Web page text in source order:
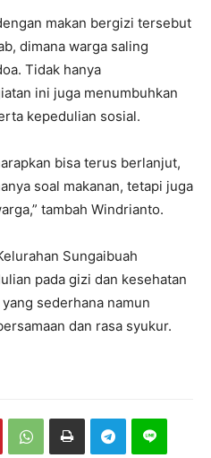
makan bergizi tersebut
dimana warga saling
Tidak hanya
ini juga menumbuhkan
kepedulian sosial.
bisa terus berlanjut,
soal makanan, tetapi juga
tambah Windrianto.
Sungaibuah
pada gizi dan kesehatan
sederhana namun
dan rasa syukur.